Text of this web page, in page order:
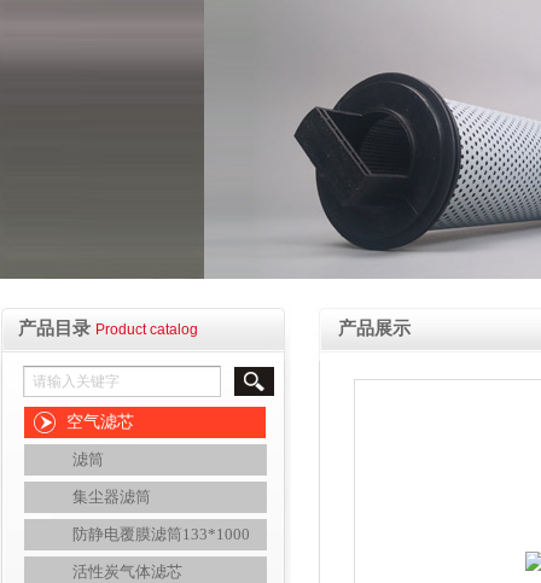
产品目录 Product catalog
空气滤芯
滤筒
集尘器滤筒
防静电覆膜滤筒133*1000
活性炭气体滤芯
产品展示